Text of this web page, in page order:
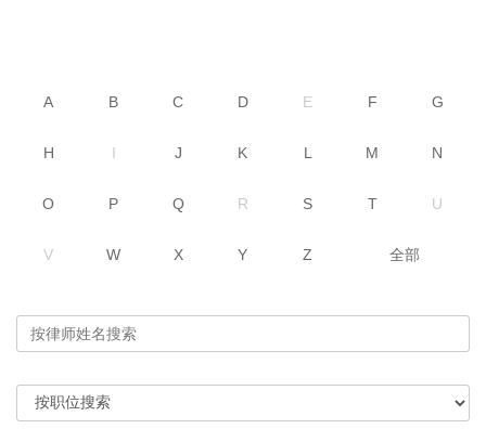
A B C D E F G
H I J K L M N
O P Q R S T U
V W X Y Z 全部